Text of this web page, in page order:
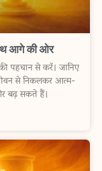
आगे की ओर
से करें। जानिए
से निकलकर आत्म-
बढ़ सकते हैं।